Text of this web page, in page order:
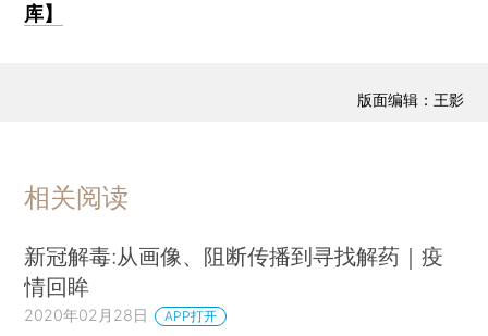
库】
版面编辑：王影
相关阅读
新冠解毒:从画像、阻断传播到寻找解药｜疫
情回眸
2020年02月28日 APP打开